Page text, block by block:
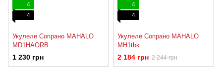
4
4
Укулеле Сопрано MAHALO
MD1HAORB
1 230 грн
4
4
Укулеле Сопрано MAHALO
MH1tbk
2 184 грн 2 244 грн